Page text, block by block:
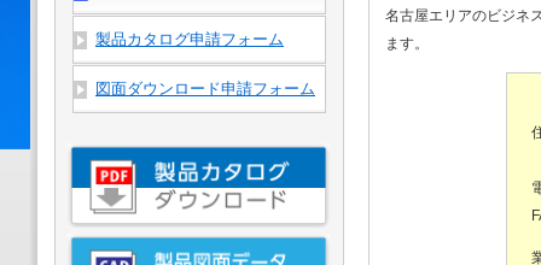
名古屋エリアのビジネ
ます。
製品カタログ申請フォーム
図面ダウンロード申請フォーム